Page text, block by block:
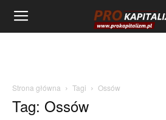
Strona główna Tagi Ossów
Tag: Ossów